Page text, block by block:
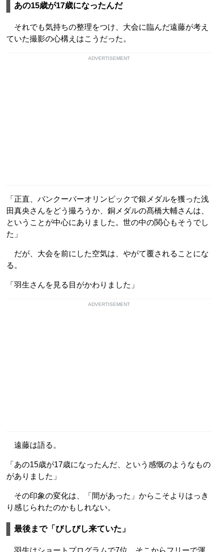
あの15歳が17歳になったんだ
それでも気持ちの整理をつけ、大会に臨んだ遠藤が考え
ていた撮影の心構えはこうだった。
ADVERTISEMENT
「正直、バンクーバーオリンピックで銀メダルを獲った浅
田真央さんをどう撮ろうか、銅メダルの髙橋大輔さんは、
ということが中心にありました。世の中の関心もそうでし
た」
だが、大会を前にした空気は、やがて覆されることにな
る。
「羽生さんを見る目がかわりました」
ADVERTISEMENT
遠藤は語る。
「あの15歳が17歳になったんだ、という感慨のようなもの
がありました」
その印象の変化は、「間があった」からこそよりはっき
り感じられたのかもしれない。
最後まで「びしびし来ていた」
羽生はショートプログラムで7位。そこからフリーで渾